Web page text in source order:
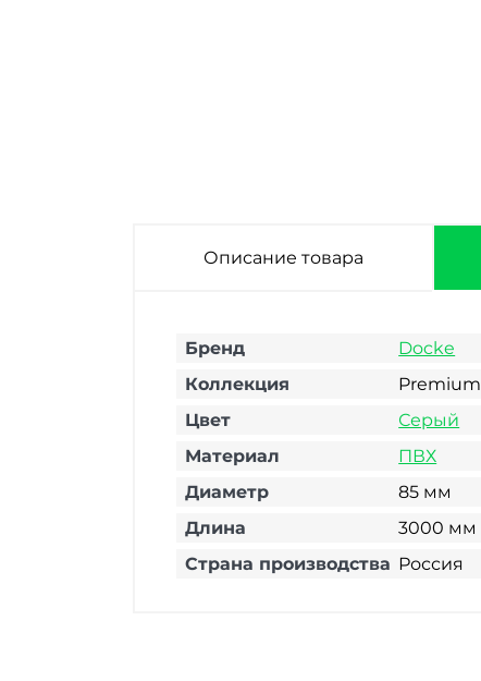
Описание товара
Бренд
Docke
Коллекция
Premium
Цвет
Серый
Материал
ПВХ
Диаметр
85 мм
Длина
3000 мм
Страна производства Россия